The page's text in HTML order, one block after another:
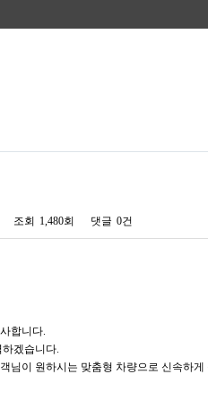
조회 1,480회 댓글 0건
합니다.
겠습니다.
님이 원하시는 맞춤형 차량으로 신속하